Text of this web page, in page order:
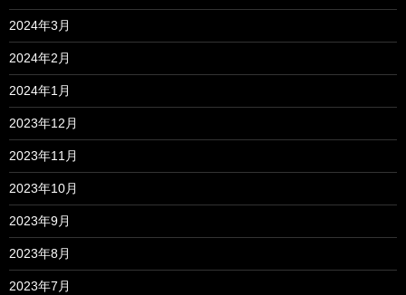
2024年3月
2024年2月
2024年1月
2023年12月
2023年11月
2023年10月
2023年9月
2023年8月
2023年7月